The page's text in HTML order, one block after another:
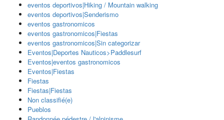
eventos deportivos|Hiking / Mountain walking
eventos deportivos|Senderismo
eventos gastronomicos
eventos gastronomicos|Fiestas
eventos gastronomicos|Sin categorizar
Eventos|Deportes Nauticos>Paddlesurf
Eventos|eventos gastronomicos
Eventos|Fiestas
Fiestas
Fiestas|Fiestas
Non classifié(e)
Pueblos